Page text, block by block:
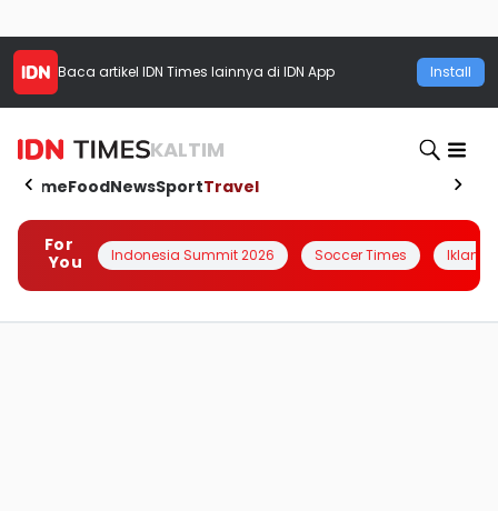
Baca artikel IDN Times lainnya di IDN App Install
KALTIM
HomeFoodNewsSportTravel
For
You
Indonesia Summit 2026 Soccer Times Iklanin